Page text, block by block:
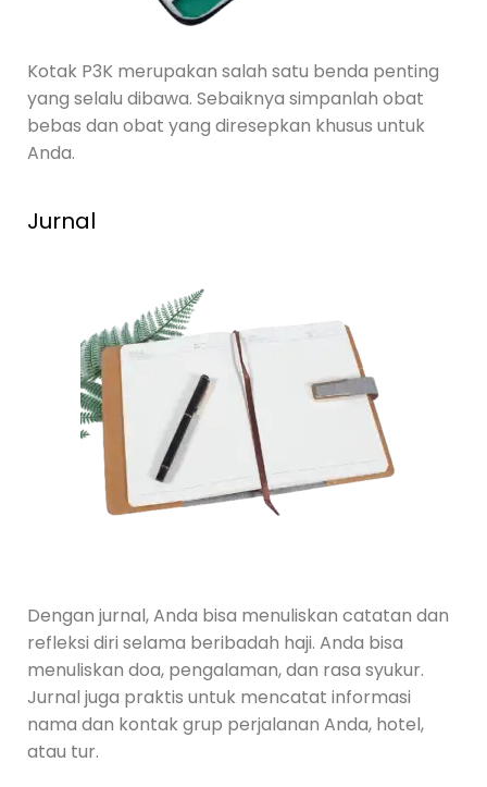
Kotak P3K merupakan salah satu benda penting
yang selalu dibawa. Sebaiknya simpanlah obat
bebas dan obat yang diresepkan khusus untuk
Anda.
Jurnal
Dengan jurnal, Anda bisa menuliskan catatan dan
refleksi diri selama beribadah haji. Anda bisa
menuliskan doa, pengalaman, dan rasa syukur.
Jurnal juga praktis untuk mencatat informasi
nama dan kontak grup perjalanan Anda, hotel,
atau tur.